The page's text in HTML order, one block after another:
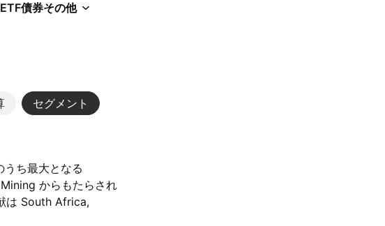
ETF債券その他
セグメント
ち最大となる
からもたらされ
は South Africa,